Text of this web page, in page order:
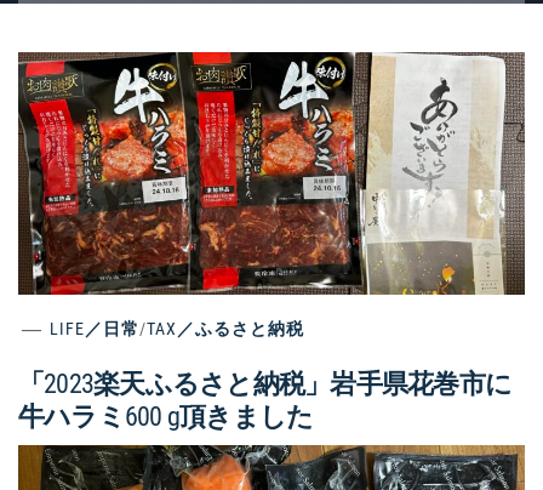
LIFE／日常/TAX／ふるさと納税
「2023楽天ふるさと納税」岩手県花巻市に
牛ハラミ600 g頂きました